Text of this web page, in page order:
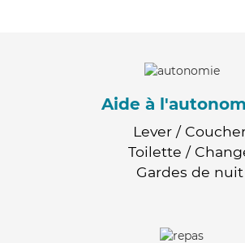
Aide à
Lever /
Toilette /
Gardes de nuit